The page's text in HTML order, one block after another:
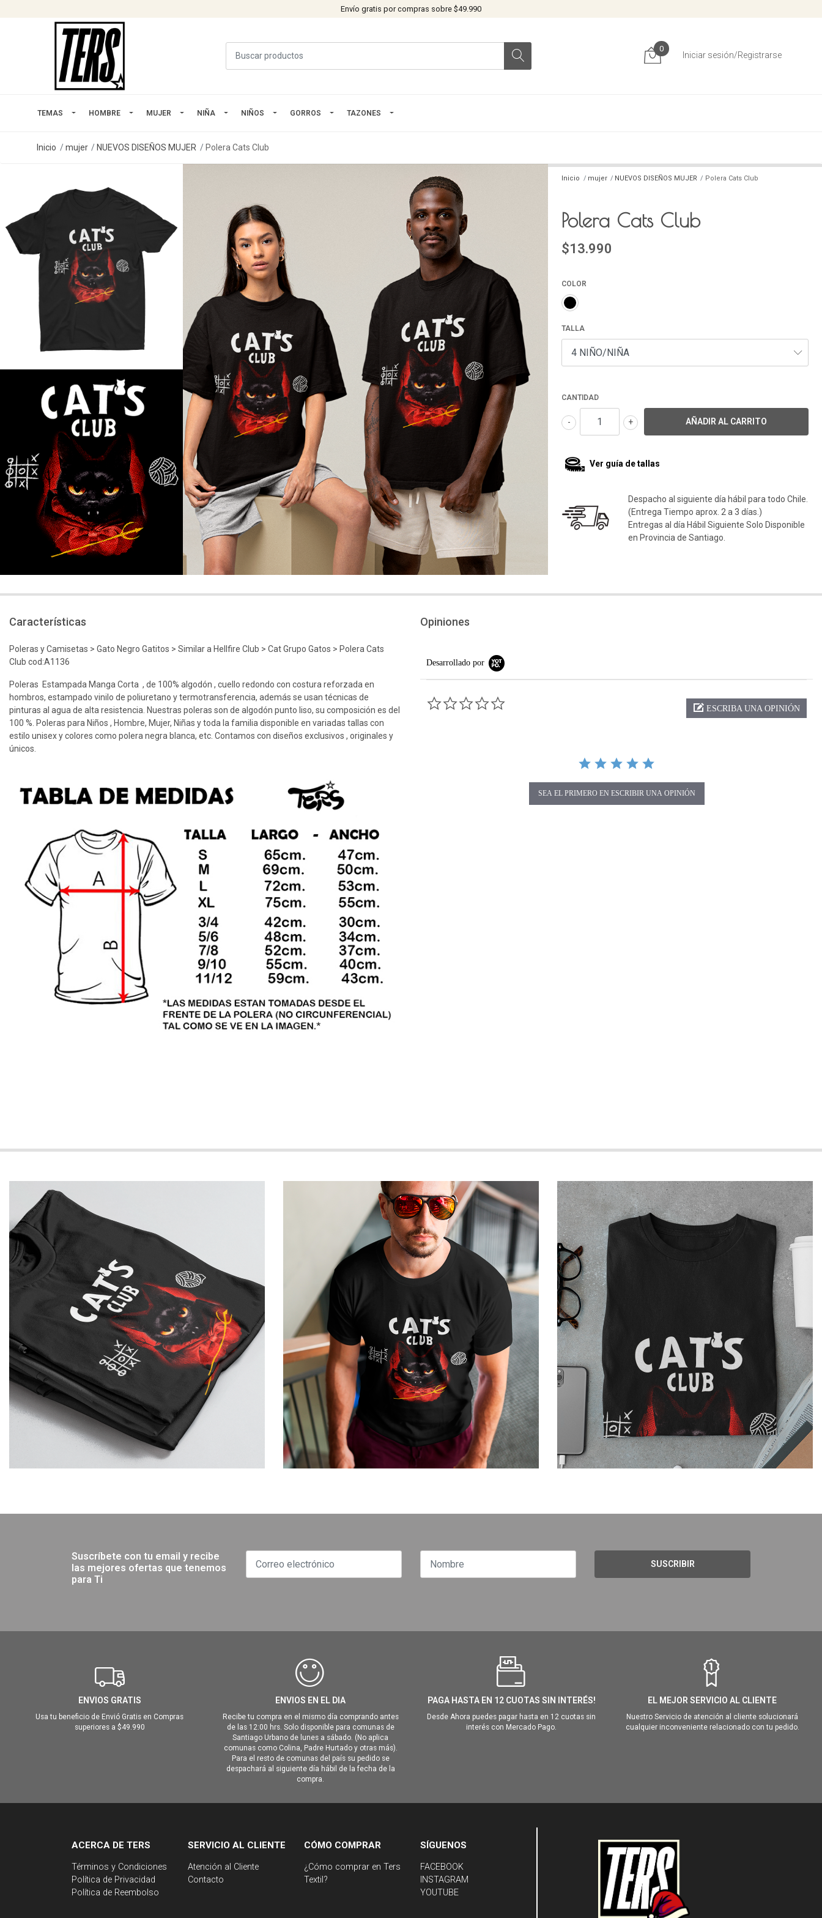
Envío gratis por compras sobre $49.990
0
Iniciar sesión/Registrarse
TEMAS HOMBRE MUJER NIÑA NIÑOS GORROS TAZONES
Inicio mujer NUEVOS DISEÑOS MUJER Polera Cats Club
Inicio mujer NUEVOS DISEÑOS MUJER Polera Cats Club
Polera Cats Club
$13.990
COLOR
TALLA
CANTIDAD
+
-
Ver guía de tallas
Despacho al siguiente día hábil para todo Chile.
(Entrega Tiempo aprox. 2 a 3 días.)
Entregas al día Hábil Siguiente Solo Disponible
en Provincia de Santiago.
Características
Poleras y Camisetas > Gato Negro Gatitos > Similar a Hellfire Club > Cat Grupo Gatos > Polera Cats
Club cod:A1136
Poleras Estampada Manga Corta , de 100% algodón , cuello redondo con costura reforzada en
hombros, estampado vinilo de poliuretano y termotransferencia, además se usan técnicas de
pinturas al agua de alta resistencia. Nuestras poleras son de algodón punto liso, su composición es del
100 %. Poleras para Niños , Hombre, Mujer, Niñas y toda la familia disponible en variadas tallas con
estilo unisex y colores como polera negra blanca, etc. Contamos con diseños exclusivos , originales y
únicos.
Opiniones
Desarrollado por
ESCRIBA UNA OPINIÓN
SEA EL PRIMERO EN ESCRIBIR UNA OPINIÓN
Suscríbete con tu email y recibe
las mejores ofertas que tenemos
para Ti
SUSCRIBIR
ENVIOS GRATIS
Usa tu beneficio de Envió Gratis en Compras
superiores a $49.990
ENVIOS EN EL DIA
Recibe tu compra en el mismo día comprando antes
de las 12:00 hrs. Solo disponible para comunas de
Santiago Urbano de lunes a sábado. (No aplica
comunas como Colina, Padre Hurtado y otras más).
Para el resto de comunas del país su pedido se
despachará al siguiente día hábil de la fecha de la
compra.
PAGA HASTA EN 12 CUOTAS SIN INTERÉS!
Desde Ahora puedes pagar hasta en 12 cuotas sin
interés con Mercado Pago.
EL MEJOR SERVICIO AL CLIENTE
Nuestro Servicio de atención al cliente solucionará
cualquier inconveniente relacionado con tu pedido.
ACERCA DE TERS
Términos y Condiciones
Política de Privacidad
Política de Reembolso
SERVICIO AL CLIENTE
Atención al Cliente
Contacto
CÓMO COMPRAR
¿Cómo comprar en Ters
Textil?
SÍGUENOS
FACEBOOK
INSTAGRAM
YOUTUBE